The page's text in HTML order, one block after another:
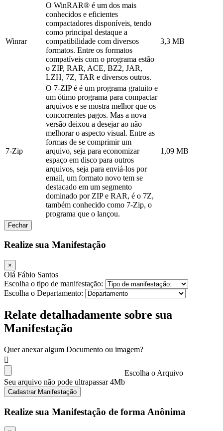
Winrar
O WinRAR® é um dos mais
conhecidos e eficientes
compactadores disponíveis, tendo
como principal destaque a
compatibilidade com diversos
formatos. Entre os formatos
compatíveis com o programa estão
o ZIP, RAR, ACE, BZ2, JAR,
LZH, 7Z, TAR e diversos outros.
3,3 MB
7-Zip
O 7-ZIP é é um programa gratuito e
um ótimo programa para compactar
arquivos e se mostra melhor que os
concorrentes pagos. Mas a nova
versão deixou a desejar ao não
melhorar o aspecto visual. Entre as
formas de se comprimir um
arquivo, seja para economizar
espaço em disco para outros
arquivos, seja para enviá-los por
email, um formato novo tem se
destacado em um segmento
dominado por ZIP e RAR, é o 7Z,
também conhecido como 7-Zip, o
programa que o lançou.
1,09 MB
Fechar
Realize sua Manifestação
×
Olá Fábio Santos
Escolha o tipo de manifestação:
Escolha o Departamento:
Relate detalhadamente sobre sua
Manifestação
Quer anexar algum Documento ou imagem?
Escolha o Arquivo
Seu arquivo não pode ultrapassar 4Mb
Cadastrar Manifestação
Realize sua Manifestação de forma Anônima